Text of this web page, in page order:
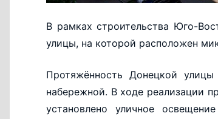
В рамках строительства Юго-
улицы, на которой расположен
Протяжённость Донецкой
набережной. В ходе реализации
установлено уличное